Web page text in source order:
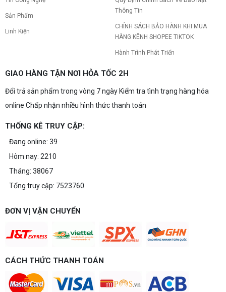
Sản Phẩm
Linh Kiện
Thông Tin
CHÍNH SÁCH BẢO HÀNH KHI MUA
HÀNG KÊNH SHOPEE TIKTOK
Hành Trình Phát Triển
GIAO HÀNG TẬN NƠI HỎA TỐC 2H
Đổi trả sản phẩm trong vòng 7 ngày Kiểm tra tình trạng hàng hóa
online Chấp nhận nhiều hình thức thanh toán
THỐNG KÊ TRUY CẬP:
Đang online: 39
Hôm nay: 2210
Tháng: 38067
Tổng truy cập: 7523760
ĐƠN VỊ VẬN CHUYỂN
CÁCH THỨC THANH TOÁN